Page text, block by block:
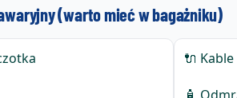
(warto mieć w bagażniku)
🔌